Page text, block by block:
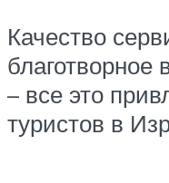
Качество
благотворное
– все это
туристов в